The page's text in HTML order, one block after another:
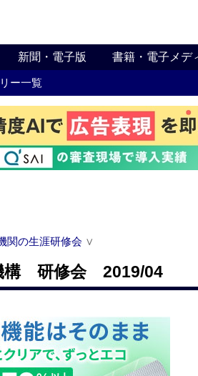
新聞・電子版 書籍・電子メデ
ー一覧
関の生涯研修会 ∨
構 研修会 2019/04